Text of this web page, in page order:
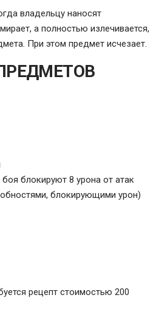
владельцу наносят
а полностью излечивается,
При этом предмет исчезает.
блокируют 8 урона от атак
блокирующими урон)
рецепт стоимостью 200